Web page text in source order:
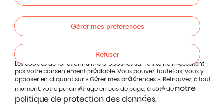
Les cookies de fonctionnalités proposées sur le site ne nécessitent
pas votre consentement préalable. Vous pouvez, toutefois, vous y
opposer en cliquant sur « Gérer mes préférences ». Retrouvez, à tout
moment, votre paramétrage en bas de page, à côté de notre
politique de protection des données.
Refuser
Gérer mes préférences